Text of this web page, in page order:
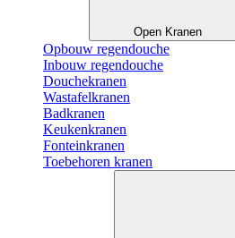
Open Kranen
Opbouw regendouche
Inbouw regendouche
Douchekranen
Wastafelkranen
Badkranen
Keukenkranen
Fonteinkranen
Toebehoren kranen